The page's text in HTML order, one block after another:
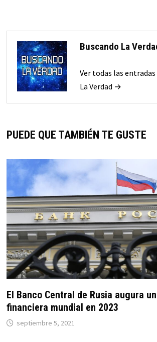
Buscando La
Ver todas las entradas
La Verdad →
PUEDE QUE TAMBIÉN TE GUSTE
El Banco Central de Rusia augura
financiera mundial en 2023
septiembre 5, 2021